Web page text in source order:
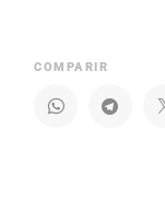
COMPARIR